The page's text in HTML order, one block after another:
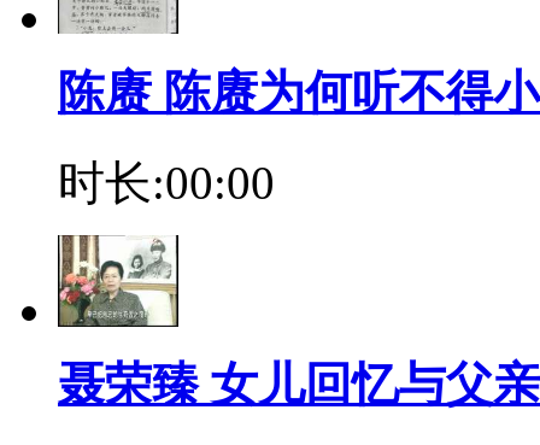
陈赓 陈赓为何听不得
时长:00:00
聂荣臻 女儿回忆与父